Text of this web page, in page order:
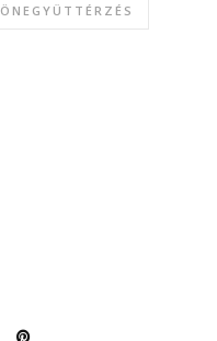
ÖNEGYÜTTÉRZÉS